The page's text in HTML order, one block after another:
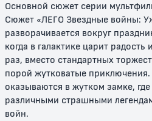
Лего. Фильм
Основной сюжет серии
Сюжет «ЛЕГО Звездные войны:
разворачивается вокруг
когда в галактике царит
раз, вместо стандартных
порой жутковатые приключения.
оказываются в жутком замке,
различными страшными
войн.